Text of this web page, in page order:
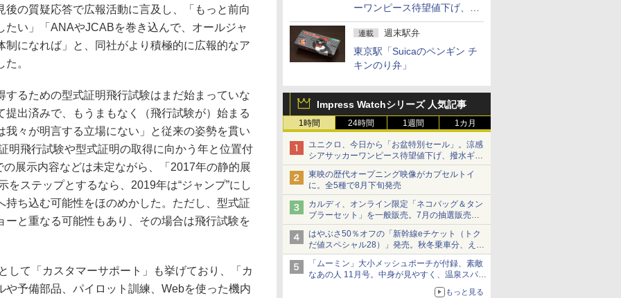
ーワンピース待望値下げ、撥
水ギアショーツは1990円に
連載 週末駅弁
東京駅「Suicaのペンギン チ
キンのり弁」
Impress Watchシリーズ 人気記事
1時間 24時間 1週間 1カ月
ユニクロ、今日から「お盆特別セール」。涼感
シアサッカーワンピース待望値下げ、撥水ギア
ショーツは1990円に
東映の歴代オープニング映像がカプセルトイ
に。全5種で8月下旬発売
カルディ、オンライン限定「ネコバッグ＆タン
ブラーセット」を一般販売。7月の抽選販売の
当選無効分
はやぶさ50％オフの「新幹線eチケット（トク
だ値スペシャル28）」発売。秋冬乗車分、えき
ねっと限定
「ムーミン」大小メッシュポーチが付録、素敵
なあの人 11月号。中身が見やすく、温泉スパに
もっと見る
の質疑応答で広報活動に言及し、「もっと前向
たい」「ANAやJCABを巻き込んで、オールジャ
制になれば」と、同社がより積極的に広報的なア
。
るための型式証明飛行試験はまだ始まっていな
提出済みで、もうまもなく（飛行試験が）始まる
我々が明言する立場にない」と従来の姿勢を貫い
明飛行試験や型式証明の取得に向かう年と位置付
展示内容などは未定ながら、「2017年の静的展
をステップとするなら、2019年は“ジャンプ”にし
持ち込む可能性をほのめかした。ただし、型式証
ーと重なる可能性もあり、その場合は飛行試験を
て「カスタマーサポート」も挙げており、「カ
や予備部品、パイロット訓練、Webを使った機内